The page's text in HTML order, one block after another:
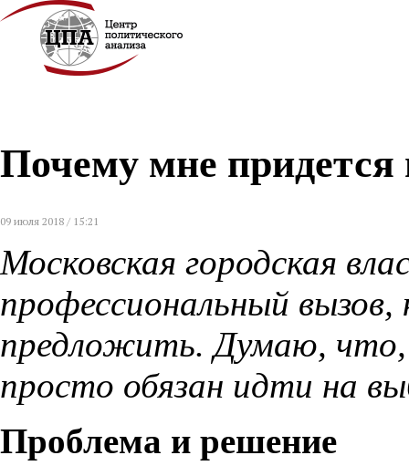
Почему мне придется
09 июля 2018 / 15:21
Московская городская
профессиональный
предложить. Думаю, что,
просто обязан идти на
Проблема и решение